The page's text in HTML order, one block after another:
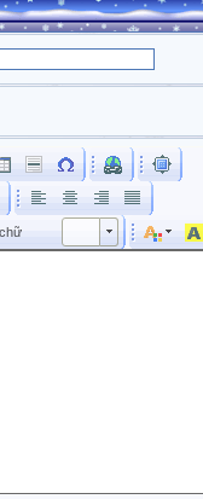
Kích cỡ phông